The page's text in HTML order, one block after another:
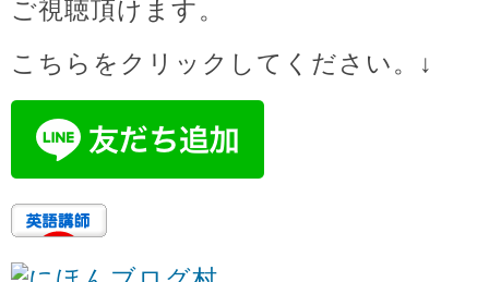
ご視聴頂けます。
こちらをクリックしてください。↓